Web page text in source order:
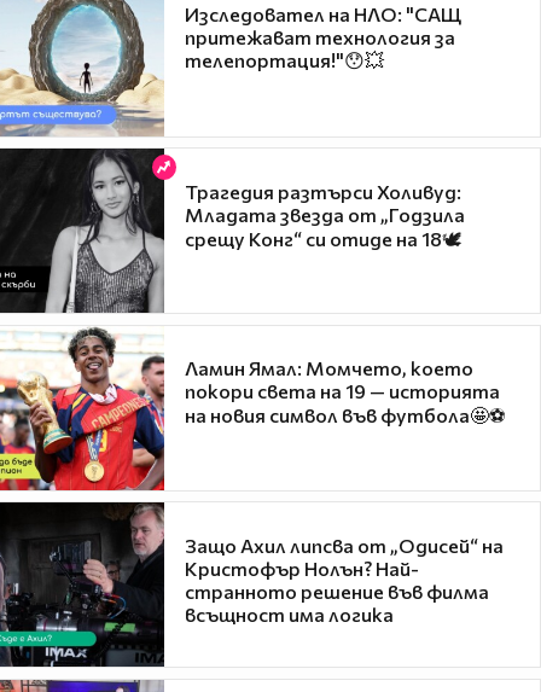
Изследовател на НЛО: "САЩ
притежават технология за
телепортация!"😯💥
Трагедия разтърси Холивуд:
Младата звезда от „Годзила
срещу Конг“ си отиде на 18🕊️
Ламин Ямал: Момчето, което
покори света на 19 — историята
на новия символ във футбола🤩⚽
Защо Ахил липсва от „Одисей“ на
Кристофър Нолън? Най-
странното решение във филма
всъщност има логика